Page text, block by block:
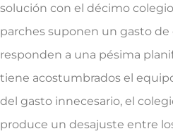
solución con el décimo
parches suponen un gasto de
responden a una pésima
tiene acostumbrados el
del gasto innecesario, el
produce un desajuste entre